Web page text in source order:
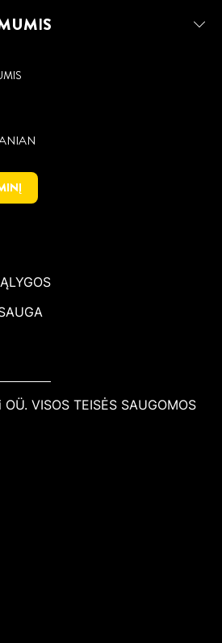
VISOS TEISĖS SAUGOMOS